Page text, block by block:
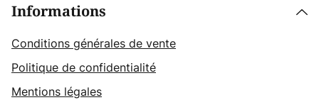
Informations
Conditions générales de vente
Politique de confidentialité
Mentions légales